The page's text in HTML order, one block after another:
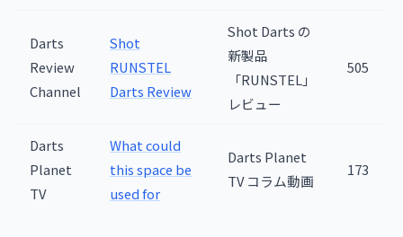
Darts
Review
Channel
Shot
RUNSTEL
Darts Review
Shot Darts の
新製品
「RUNSTEL」
レビュー
505
Darts
Planet
TV
What could
this space be
used for
Darts Planet
TV コラム動画
173